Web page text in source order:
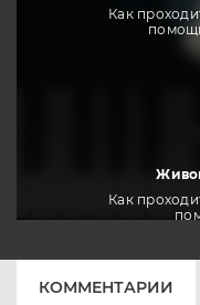
Как
Как
КОММЕНТАРИИ